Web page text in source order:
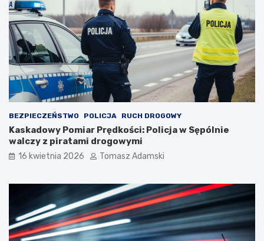
BEZPIECZEŃSTWO POLICJA RUCH DROGOWY
Kaskadowy Pomiar Prędkości: Policja w Sępólnie
walczy z piratami drogowymi
16 kwietnia 2026 Tomasz Adamski